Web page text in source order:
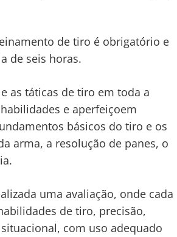
de tiro é obrigatório e
de seis horas.
as táticas de tiro em toda a
e aperfeiçoem
básicos do tiro e os
arma, a resolução de panes, o
uma avaliação, onde cada
de tiro, precisão,
com uso adequado